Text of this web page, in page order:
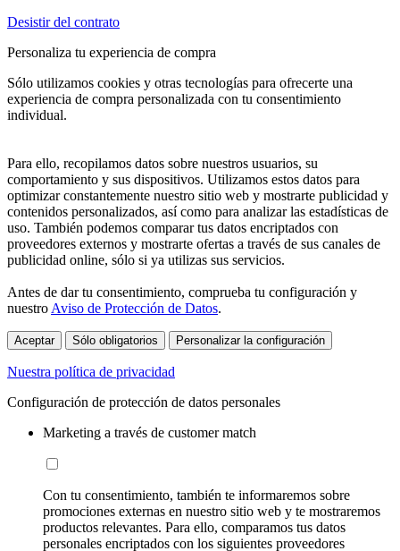
Desistir del contrato
Personaliza tu experiencia de compra
Sólo utilizamos cookies y otras tecnologías para ofrecerte una
experiencia de compra personalizada con tu consentimiento
individual.
Para ello, recopilamos datos sobre nuestros usuarios, su
comportamiento y sus dispositivos. Utilizamos estos datos para
optimizar constantemente nuestro sitio web y mostrarte publicidad y
contenidos personalizados, así como para analizar las estadísticas de
uso. También podemos comparar tus datos encriptados con
proveedores externos y mostrarte ofertas a través de sus canales de
publicidad online, sólo si ya utilizas sus servicios.
Antes de dar tu consentimiento, comprueba tu configuración y
nuestro Aviso de Protección de Datos.
Aceptar Sólo obligatorios Personalizar la configuración
Nuestra política de privacidad
Configuración de protección de datos personales
Marketing a través de customer match
Con tu consentimiento, también te informaremos sobre
promociones externas en nuestro sitio web y te mostraremos
productos relevantes. Para ello, comparamos tus datos
personales encriptados con los siguientes proveedores